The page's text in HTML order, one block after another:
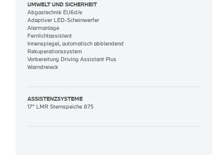
UMWELT UND SICHERHEIT
Abgastechnik EU6d/e
Adaptiver LED-Scheinwerfer
Alarmanlage
Fernlichtassistent
Innenspiegel, automatisch abblendend
Rekuperationssystem
Vorbereitung Driving Assistant Plus
Warndreieck
ASSISTENZSYSTEME
17" LMR Sternspeiche 875